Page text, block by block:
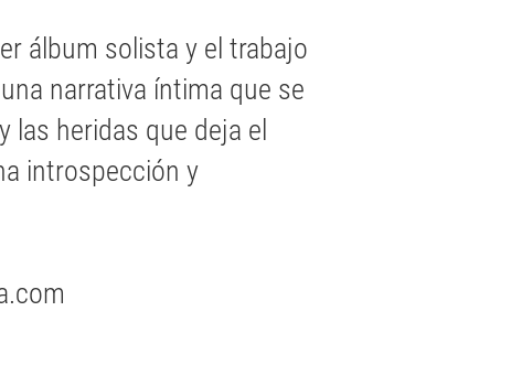
álbum solista y el trabajo
narrativa íntima que se
las heridas que deja el
introspección y